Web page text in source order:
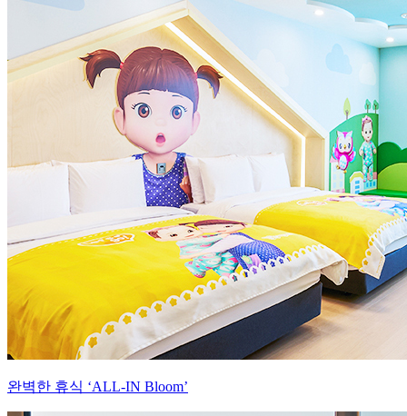
완벽한 휴식 ‘ALL-IN Bloom’